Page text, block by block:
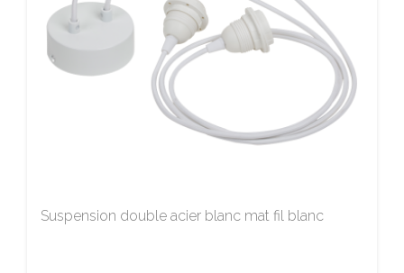
Suspension double acier blanc mat fil blanc